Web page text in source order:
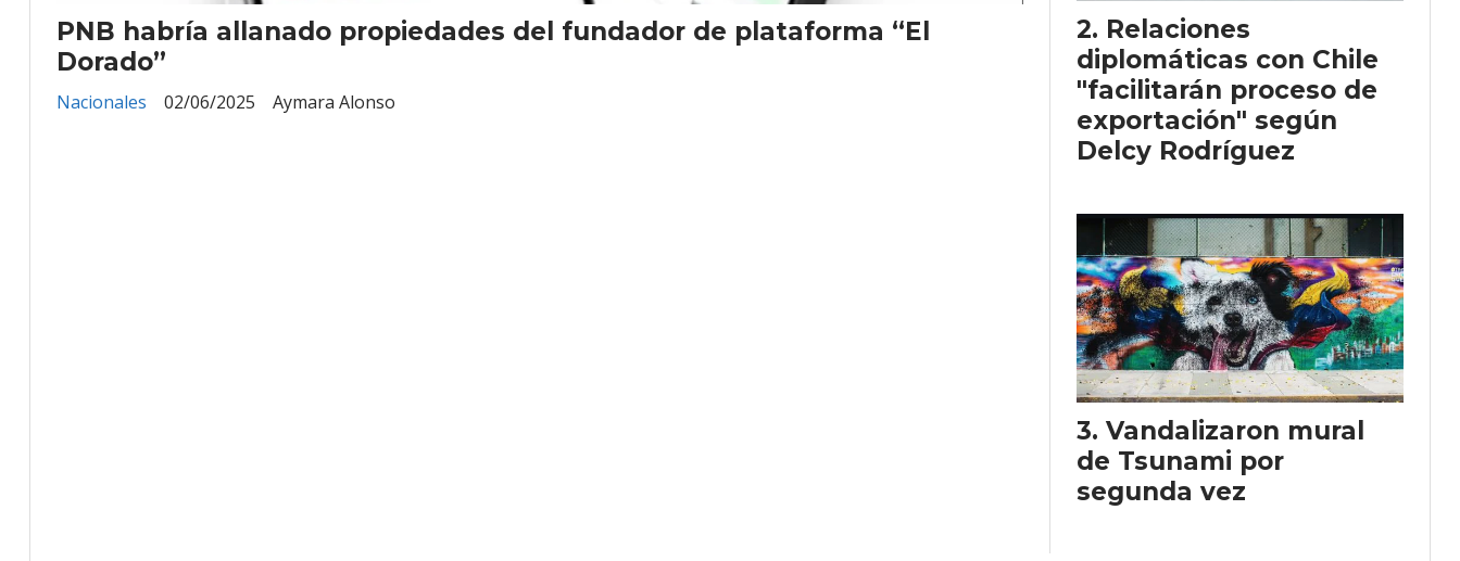
PNB habría allanado propiedades del fundador de plataforma “El
Dorado”
Aymara Alonso
Nacionales 02/06/2025
Relaciones
diplomáticas con Chile
"facilitarán proceso de
exportación" según
Delcy Rodríguez
Vandalizaron mural
de Tsunami por
segunda vez